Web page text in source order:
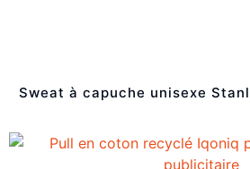
Sweat à capuche unisexe